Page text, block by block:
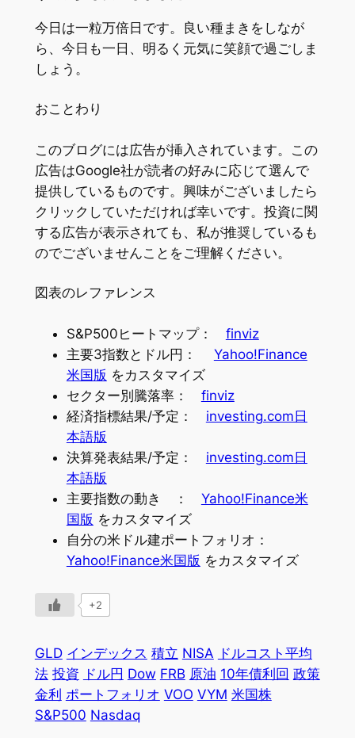
今日は一粒万倍日です。良い種まきをしなが
ら、今日も一日、明るく元気に笑顔で過ごしま
しょう。
おことわり
このブログには広告が挿入されています。この
広告はGoogle社が読者の好みに応じて選んで
提供しているものです。興味がございましたら
クリックしていただければ幸いです。投資に関
する広告が表示されても、私が推奨しているも
のでございませんことをご理解ください。
図表のレファレンス
S&P500ヒートマップ： finviz
主要3指数とドル円： Yahoo!Finance
米国版 をカスタマイズ
セクター別騰落率： finviz
経済指標結果/予定： investing.com日
本語版
決算発表結果/予定： investing.com日
本語版
主要指数の動き ： Yahoo!Finance米
国版 をカスタマイズ
自分の米ドル建ポートフォリオ：
Yahoo!Finance米国版 をカスタマイズ
+2
GLD インデックス 積立 NISA ドルコスト平均
法 投資 ドル円 Dow FRB 原油 10年債利回 政策
金利 ポートフォリオ VOO VYM 米国株
S&P500 Nasdaq